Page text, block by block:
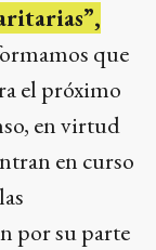
que
el próximo
en virtud
en curso
por su parte